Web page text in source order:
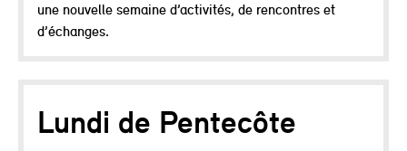
une nouvelle semaine d’activités, de rencontres et
d’échanges.
Lundi de Pentecôte